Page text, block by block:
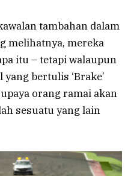
tambahan dalam
melihatnya, mereka
itu – tetapi walaupun
bertulis ‘Brake’
orang ramai akan
sesuatu yang lain